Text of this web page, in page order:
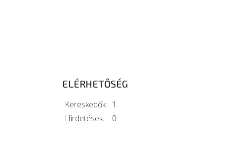
ELÉRHETŐSÉG
Kereskedők: 1
Hirdetések:
0